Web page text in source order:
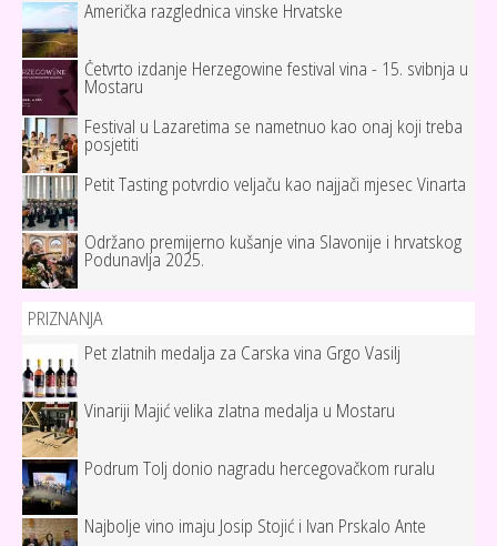
Američka razglednica vinske Hrvatske
Četvrto izdanje Herzegowine festival vina - 15. svibnja u
Mostaru
Festival u Lazaretima se nametnuo kao onaj koji treba
posjetiti
Petit Tasting potvrdio veljaču kao najjači mjesec Vinarta
Održano premijerno kušanje vina Slavonije i hrvatskog
Podunavlja 2025.
PRIZNANJA
Pet zlatnih medalja za Carska vina Grgo Vasilj
Vinariji Majić velika zlatna medalja u Mostaru
Podrum Tolj donio nagradu hercegovačkom ruralu
Najbolje vino imaju Josip Stojić i Ivan Prskalo Ante